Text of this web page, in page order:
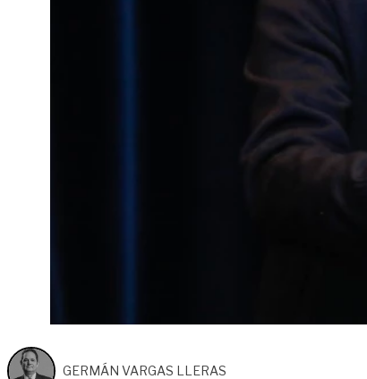
GERMÁN VARGAS LLERAS